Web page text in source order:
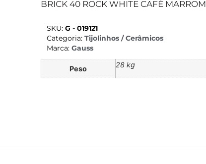
BRICK 40 ROCK WHITE CAFÉ MARROM
SKU: G - 019121
Categoria: Tijolinhos / Cerâmicos
Marca: Gauss
Peso 28 kg